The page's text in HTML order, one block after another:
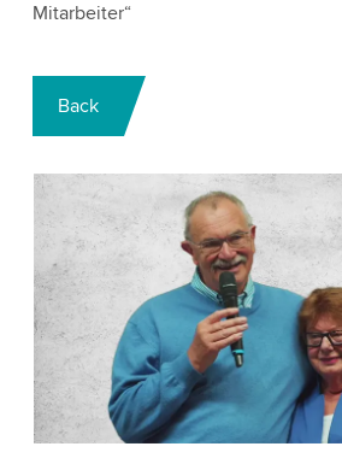
Mitarbeiter“
Back